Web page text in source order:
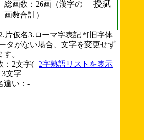
総画数：26画（漢字の
画数合計）
授賦
片仮名3.ローマ字表記 *[旧字体
タがない場合、文字を変更せず
。
：2文字(
2字熟語リストを表示
3文字
違い：-